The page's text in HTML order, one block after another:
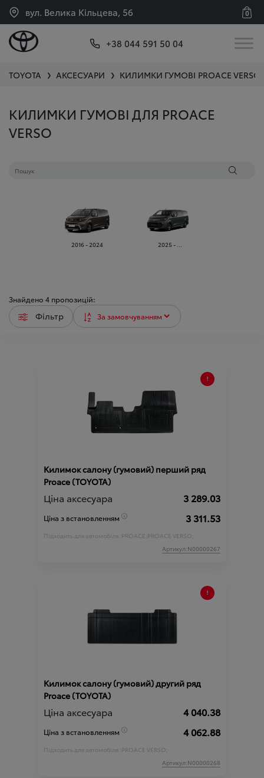
вул. Велика Кільцева, 56 0
+38 044 591 50 04
TOYOTA ❯ АКСЕСУАРИ ❯ КИЛИМКИ ГУМОВІ PROACE VERSO
КИЛИМКИ ГУМОВІ ДЛЯ PROACE
VERSO
2016 - 2024 2025 - ...
Знайдено 4 пропозицій:
Фільтр
Килимок салону (гумовий) перший ряд
Proace (TOYOTA)
Ціна аксесуара 3 289.03
Ціна з встановленням 3 311.53
Підходить для автомобіля :PROACE;PROACE VERSO;
Артикул:N00000267
Килимок салону (гумовий) другий ряд
Proace (TOYOTA)
Ціна аксесуара 4 040.38
Ціна з встановленням 4 062.88
Підходить для автомобіля :PROACE VERSO;
Артикул:N00000268